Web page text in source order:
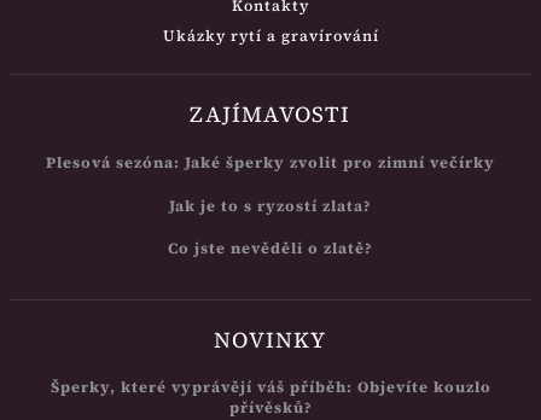
Kontakty
Ukázky rytí a gravírování
ZAJÍMAVOSTI
Plesová sezóna: Jaké šperky zvolit pro zimní večírky
Jak je to s ryzostí zlata?
Co jste nevěděli o zlatě?
NOVINKY
Šperky, které vyprávějí váš příběh: Objevíte kouzlo
přívěsků?